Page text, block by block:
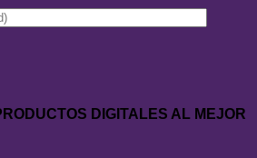
DIGITALES AL MEJOR